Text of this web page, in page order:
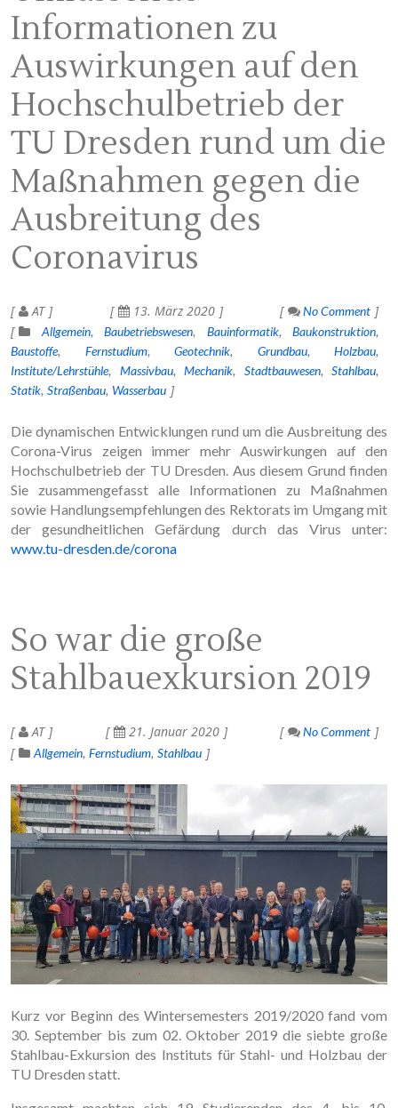
Informationen zu
Auswirkungen auf den
Hochschulbetrieb der
TU Dresden rund um die
Maßnahmen gegen die
Ausbreitung des
Coronavirus
AT 13. März 2020
No Comment
Allgemein
Baubetriebswesen Bauinformatik
Baukonstruktion
Baustoffe
Fernstudium Geotechnik Grundbau
Holzbau
Institute/Lehrstühle
Massivbau Mechanik Stadtbauwesen
Stahlbau
Statik Straßenbau Wasserbau
Die dynamischen Entwicklungen rund um die Ausbreitung des
Corona-Virus zeigen immer mehr Auswirkungen auf den
Hochschulbetrieb der TU Dresden. Aus diesem Grund finden
Sie zusammengefasst alle Informationen zu Maßnahmen
sowie Handlungsempfehlungen des Rektorats im Umgang mit
der gesundheitlichen Gefärdung durch das Virus unter:
www.tu-dresden.de/corona
So war die große
Stahlbauexkursion 2019
AT 21. Januar 2020
No Comment
Allgemein Fernstudium Stahlbau
Kurz vor Beginn des Wintersemesters 2019/2020 fand vom
30. September bis zum 02. Oktober 2019 die siebte große
Stahlbau-Exkursion des Instituts für Stahl- und Holzbau der
TU Dresden statt.